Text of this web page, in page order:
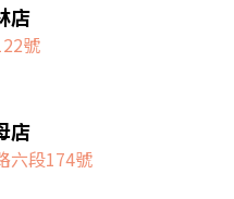
店
號
店
六段174號